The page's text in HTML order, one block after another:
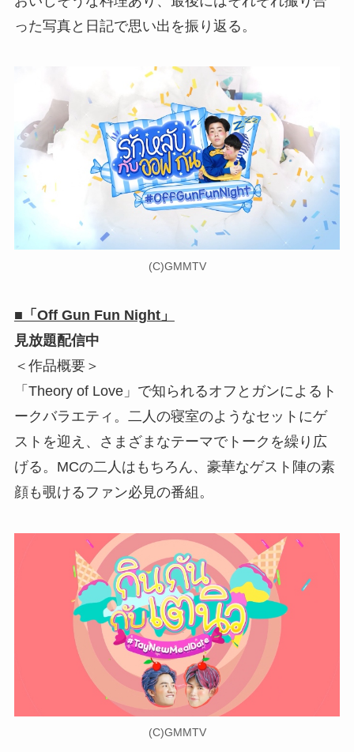
った写真と日記で思い出を振り返る。
(C)GMMTV
■「Off Gun Fun Night」
見放題配信中
＜作品概要＞
「Theory of Love」で知られるオフとガンによるト
ークバラエティ。二人の寝室のようなセットにゲ
ストを迎え、さまざまなテーマでトークを繰り広
げる。MCの二人はもちろん、豪華なゲスト陣の素
顔も覗けるファン必見の番組。
(C)GMMTV